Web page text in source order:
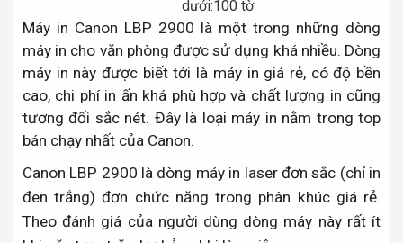
dưới:100 tờ
Máy in Canon LBP 2900 là một trong những dòng
máy in cho văn phòng được sử dụng khá nhiều. Dòng
máy in này được biết tới là máy in giá rẻ, có độ bền
cao, chi phí in ấn khá phù hợp và chất lượng in cũng
tương đối sắc nét. Đây là loại máy in nằm trong top
bán chạy nhất của Canon.
Canon LBP 2900 là dòng máy in laser đơn sắc (chỉ in
đen trắng) đơn chức năng trong phân khúc giá rẻ.
Theo đánh giá của người dùng dòng máy này rất ít